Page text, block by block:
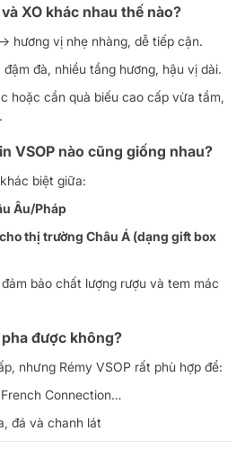
và XO khác nhau thế nào?
hương vị nhẹ nhàng, dễ tiếp cận.
đà, nhiều tầng hương, hậu vị dài.
hoặc cần quà biếu cao cấp vừa tầm,
.
VSOP nào cũng giống nhau?
biệt giữa:
Âu/Pháp
thị trường Châu Á (dạng gift box
bảo chất lượng rượu và tem mác
pha được không?
nhưng Rémy VSOP rất phù hợp để:
Connection…
đá và chanh lát